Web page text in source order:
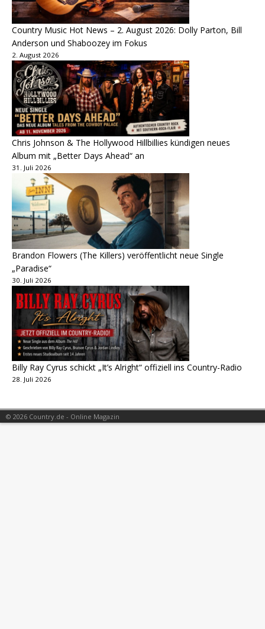
Country Music Hot News – 2. August 2026: Dolly Parton, Bill
Anderson und Shaboozey im Fokus
2. August 2026
Chris Johnson & The Hollywood Hillbillies kündigen neues
Album mit „Better Days Ahead“ an
31. Juli 2026
Brandon Flowers (The Killers) veröffentlicht neue Single
„Paradise“
30. Juli 2026
Billy Ray Cyrus schickt „It’s Alright“ offiziell ins Country-Radio
28. Juli 2026
© 2026 Country.de - Online Magazin